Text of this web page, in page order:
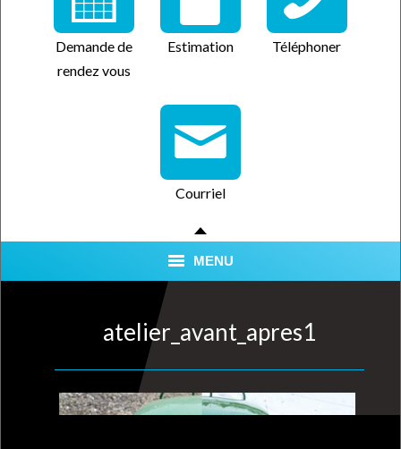
Demande de
rendez vous
Estimation Téléphoner
Courriel
MENU
QUALITÉ CERTIFIÉE
NOUS TROUVER
atelier_avant_apres1